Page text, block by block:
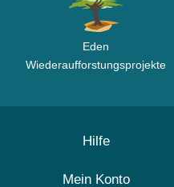
Eden
Wiederaufforstungsprojekte
Hilfe
Mein Konto